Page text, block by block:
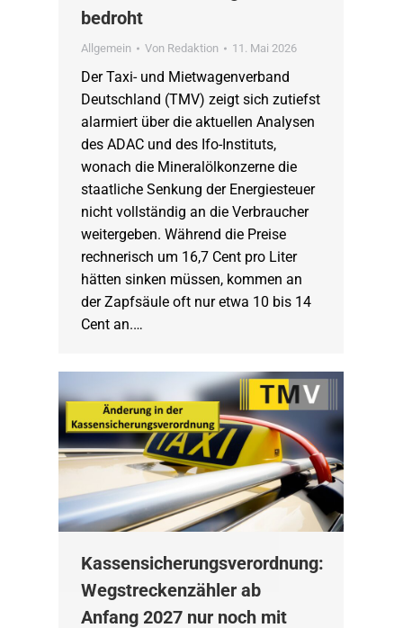
bedroht
Allgemein Von Redaktion 11. Mai 2026
Der Taxi- und Mietwagenverband
Deutschland (TMV) zeigt sich zutiefst
alarmiert über die aktuellen Analysen
des ADAC und des Ifo-Instituts,
wonach die Mineralölkonzerne die
staatliche Senkung der Energiesteuer
nicht vollständig an die Verbraucher
weitergeben. Während die Preise
rechnerisch um 16,7 Cent pro Liter
hätten sinken müssen, kommen an
der Zapfsäule oft nur etwa 10 bis 14
Cent an.…
Kassensicherungsverordnung:
Wegstreckenzähler ab
Anfang 2027 nur noch mit